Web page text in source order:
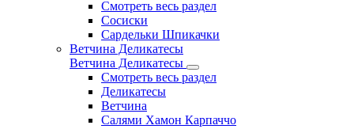
Смотреть весь раздел
Сосиски
Сардельки Шпикачки
Ветчина Деликатесы
Ветчина Деликатесы
Смотреть весь раздел
Деликатесы
Ветчина
Салями Хамон Карпаччо